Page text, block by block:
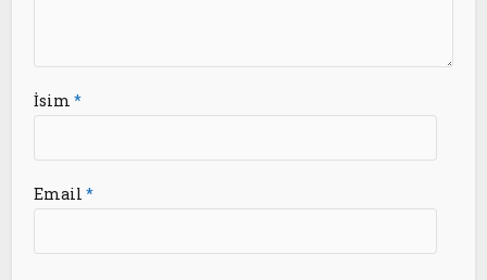
İsim*
Email*